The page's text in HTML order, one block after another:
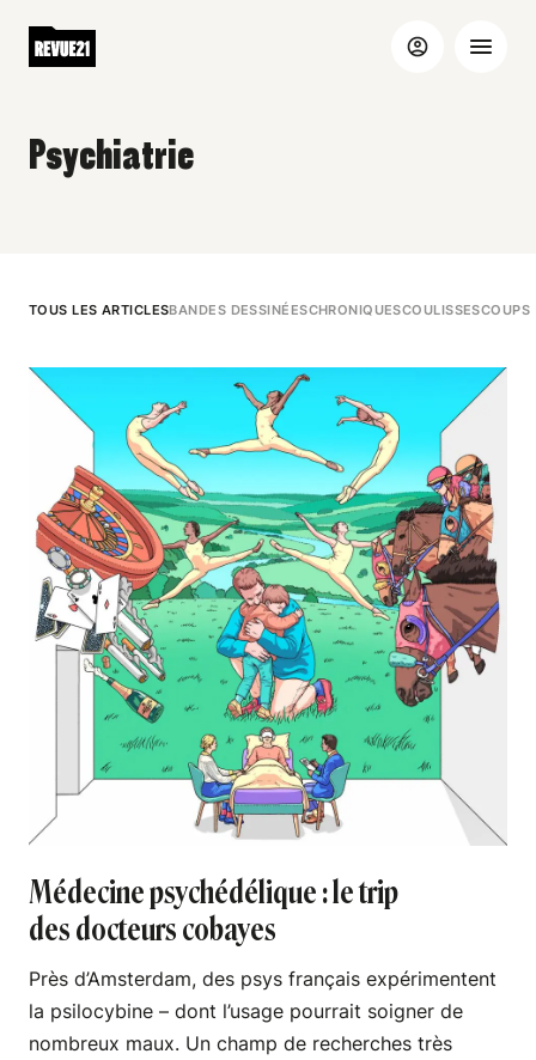
Psychiatrie
TOUS LES ARTICLESBANDES DESSINÉESCHRONIQUESCOULISSESCOUPS
Médecine psychédélique : le trip
des docteurs cobayes
Près d’Amsterdam, des psys français expérimentent
la psilocybine – dont l’usage pourrait soigner de
nombreux maux. Un champ de recherches très